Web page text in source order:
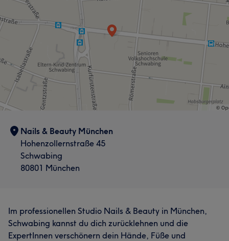
Was unsere Kunden über Mitarbeiter/in sagen
Gründlich 8
Was unsere Kunden über Mitarbeiter/in sagen
Professionell
Nails & Beauty München
Hohenzollernstraße 45
Schwabing
80801 München
Im professionellen Studio Nails & Beauty in München,
Schwabing kannst du dich zurücklehnen und die
ExpertInnen verschönern dein Hände, Füße und